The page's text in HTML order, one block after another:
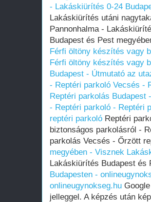
- Lakáskiürítés 0-24
Lakáskiürítés utáni
Pannonhalma -
Budapest és Pest
Férfi öltöny készítés vagy
Férfi öltöny készítés vagy
Budapest - Útmutató az
- Reptéri parkoló Vecsés -
Reptéri parkolás Budapest
- Reptéri parkoló - Reptéri
reptéri parkoló Reptéri
biztonságos parkolásról -
parkolás Vecsés - Őrzött
megyében - Visznek
Lakáskiürítés Budapest
Budapesten -
onlineugynokseg.hu
jelleggel. A képzés után